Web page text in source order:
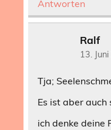
Antworten
Ralf
13.
Tja;
Es ist aber
ich denke deine